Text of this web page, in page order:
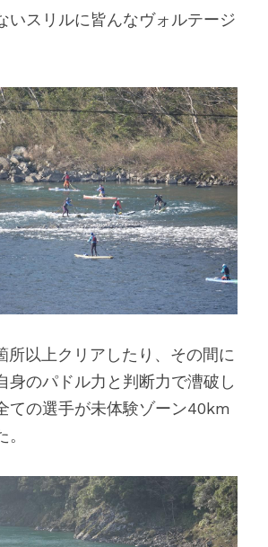
いスリルに皆んなヴォルテージ
所以上クリアしたり、その間に
身のパドル力と判断力で漕破し
ての選手が未体験ゾーン40km